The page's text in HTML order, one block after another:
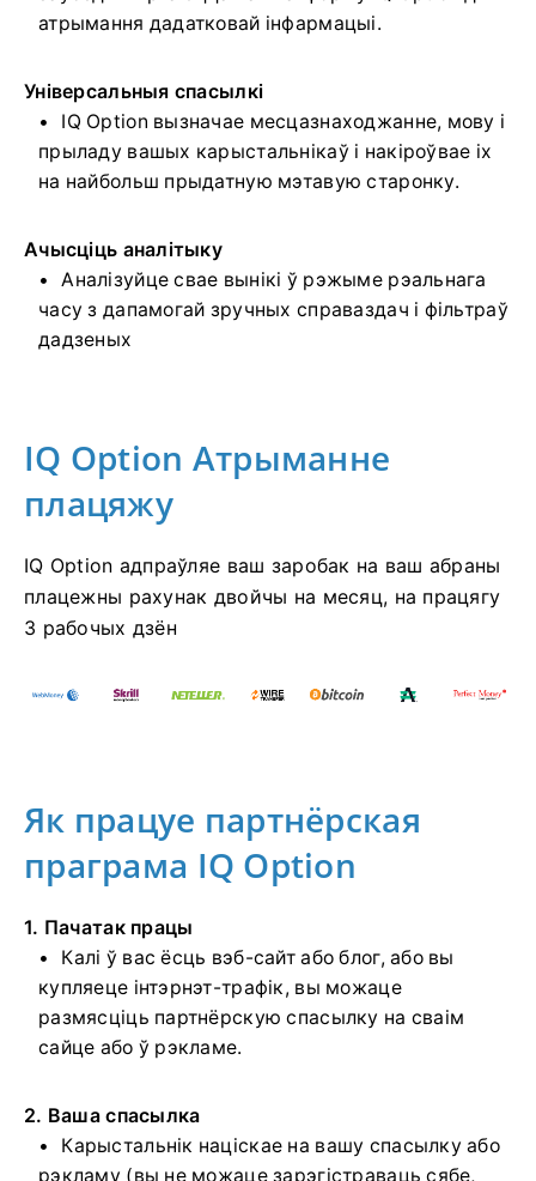
атрымання дадатковай інфармацыі.
Універсальныя спасылкі
IQ Option вызначае месцазнаходжанне, мову і
прыладу вашых карыстальнікаў і накіроўвае іх
на найбольш прыдатную мэтавую старонку.
Ачысціць аналітыку
Аналізуйце свае вынікі ў рэжыме рэальнага
часу з дапамогай зручных справаздач і фільтраў
дадзеных
IQ Option Атрыманне
плацяжу
IQ Option адпраўляе ваш заробак на ваш абраны
плацежны рахунак двойчы на ​​месяц, на працягу
3 рабочых дзён
Як працуе партнёрская
праграма IQ Option
1. Пачатак працы
Калі ў вас ёсць вэб-сайт або блог, або вы
купляеце інтэрнэт-трафік, вы можаце
размясціць партнёрскую спасылку на сваім
сайце або ў рэкламе.
2. Ваша спасылка
Карыстальнік націскае на вашу спасылку або
рэкламу (вы не можаце зарэгістраваць сябе,